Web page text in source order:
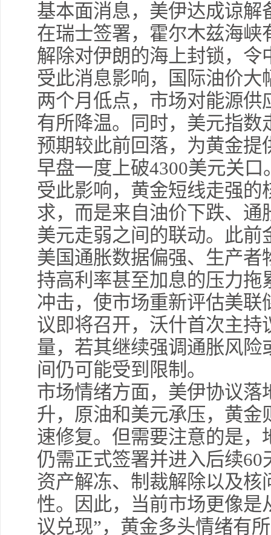
基本面消息，美伊达成谅解
在瑞士签署，霍尔木兹海
解除对伊朗的海上封锁，
受此消息影响，国际油价
两个月低点，市场对能源
有所降温。同时，美元指
预期较此前回落，为黄金
早盘一度上破4300美元关口
受此影响，黄金短线走强
求，而是来自油价下跌、
美元走弱之间的联动。此
美国通胀数据偏强、生产
持高利率甚至加息的压力
冲击，使市场重新评估美
议即将召开，沃什首次主
量，若其继续强调通胀风
间仍可能受到限制。
市场情绪方面，美伊协议
升，原油和美元承压，黄
速修复。但需要注意的是
仍需正式签署并进入后续
资产解冻、制裁解除以及
性。因此，当前市场更像是
议兑现”，黄金多头情绪有